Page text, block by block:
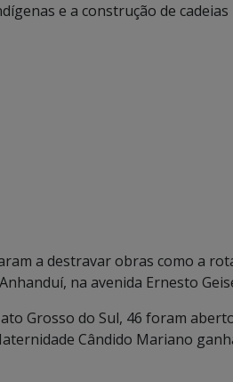
e a construção de cadeias
a destravar obras como a
na avenida Ernesto
Grosso do Sul, 46 foram
Cândido Mariano